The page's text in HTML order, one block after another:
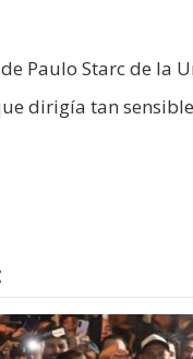
Paulo Starc de la
dirigía tan